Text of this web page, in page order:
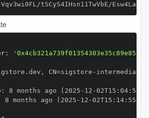
tSCyS4IHsn11TwVbE/
:
, CN=sigstore -
: 8 months ago (2025 - 12 -02T15 : 04:
8 months ago (2025 - 12 -02T15 : 14: 55+00